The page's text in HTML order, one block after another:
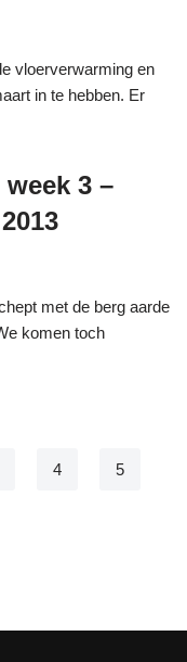
vloerverwarming en
in te hebben. Er
3 –
met de berg aarde
komen toch
4 5